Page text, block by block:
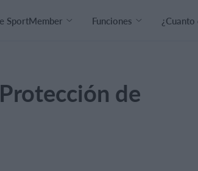
SportMember Funciones ¿Cuanto
de